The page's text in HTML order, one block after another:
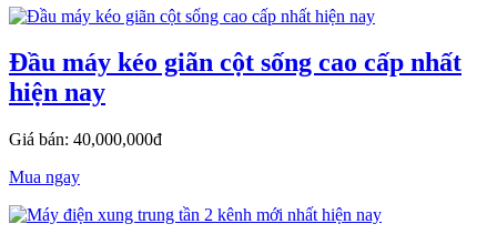
Đầu máy kéo giãn cột sống cao cấp nhất
hiện nay
Giá bán: 40,000,000đ
Mua ngay